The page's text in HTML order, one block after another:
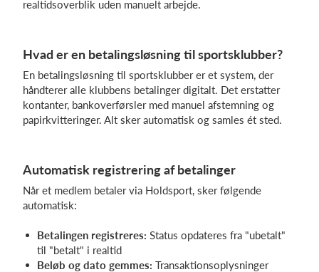
realtidsoverblik uden manuelt arbejde.
Hvad er en betalingsløsning til sportsklubber?
En betalingsløsning til sportsklubber er et system, der
håndterer alle klubbens betalinger digitalt. Det erstatter
kontanter, bankoverførsler med manuel afstemning og
papirkvitteringer. Alt sker automatisk og samles ét sted.
Automatisk registrering af betalinger
Når et medlem betaler via Holdsport, sker følgende
automatisk:
Betalingen registreres: Status opdateres fra "ubetalt"
til "betalt" i realtid
Beløb og dato gemmes: Transaktionsoplysninger